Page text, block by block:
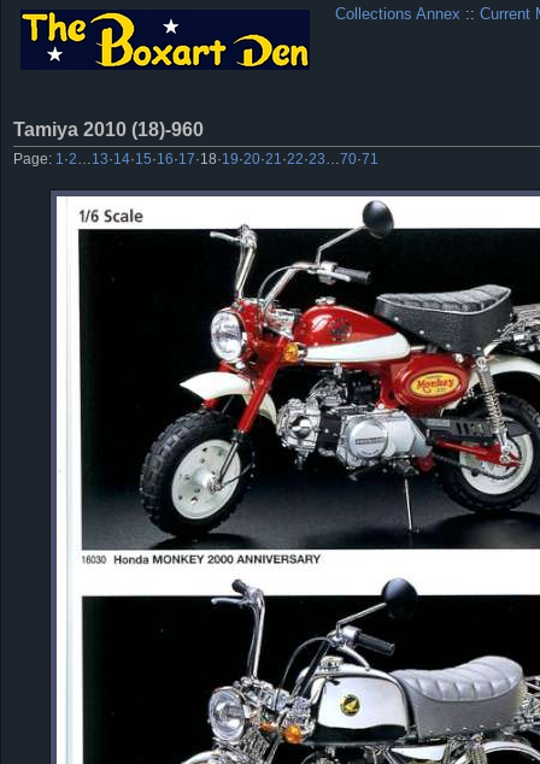
Collections Annex ::Current
Tamiya 2010 (18)-960
Page: 1 ·2 13·14·15·16·17·18·19·20·21 ·22·23 70·71